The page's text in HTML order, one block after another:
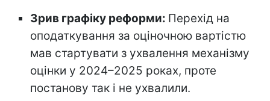
Зрив графіку реформи: Перехід на
оподаткування за оціночною вартістю
мав стартувати з ухвалення механізму
оцінки у 2024–2025 роках, проте
постанову так і не ухвалили.